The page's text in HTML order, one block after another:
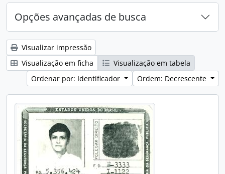
Opções avançadas de busca
Visualizar impressão
Visualização em ficha
Visualização em tabela
Ordenar por: Identificador
Ordem: Decrescente